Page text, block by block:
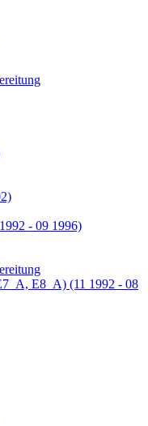
- 09 1996)
E8_A) (11 1992 - 08